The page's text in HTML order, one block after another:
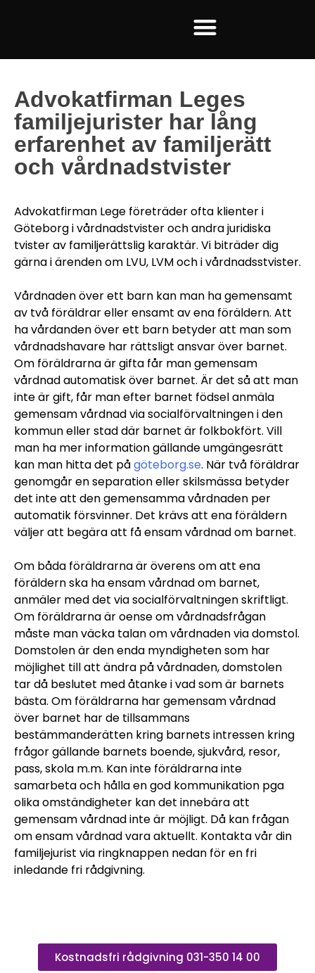
Advokatfirman Leges
familjejurister har lång
erfarenhet av familjerätt
och vårdnadstvister
Advokatfirman Lege företräder ofta klienter i
Göteborg i vårdnadstvister och andra juridiska
tvister av familjerättslig karaktär. Vi biträder dig
gärna i ärenden om LVU, LVM och i vårdnadsstvister.
Vårdnaden över ett barn kan man ha gemensamt
av två föräldrar eller ensamt av ena föräldern. Att
ha vårdanden över ett barn betyder att man som
vårdnadshavare har rättsligt ansvar över barnet.
Om föräldrarna är gifta får man gemensam
vårdnad automatisk över barnet. Är det så att man
inte är gift, får man efter barnet födsel anmäla
gemensam vårdnad via socialförvaltningen i den
kommun eller stad där barnet är folkbokfört. Vill
man ha mer information gällande umgängesrätt
kan man hitta det pågöteborg.se. När två föräldrar
genomgår en separation eller skilsmässa betyder
det inte att den gemensamma vårdnaden per
automatik försvinner. Det krävs att ena föräldern
väljer att begära att få ensam vårdnad om barnet.
Om båda föräldrarna är överens om att ena
föräldern ska ha ensam vårdnad om barnet,
anmäler med det via socialförvaltningen skriftligt.
Om föräldrarna är oense om vårdnadsfrågan
måste man väcka talan om vårdnaden via domstol.
Domstolen är den enda myndigheten som har
möjlighet till att ändra på vårdnaden, domstolen
tar då beslutet med åtanke i vad som är barnets
bästa. Om föräldrarna har gemensam vårdnad
över barnet har de tillsammans
bestämmanderätten kring barnets intressen kring
frågor gällande barnets boende, sjukvård, resor,
pass, skola m.m. Kan inte föräldrarna inte
samarbeta och hålla en god kommunikation pga
olika omständigheter kan det innebära att
gemensam vårdnad inte är möjligt. Då kan frågan
om ensam vårdnad vara aktuellt. Kontakta vår din
familjejurist via ringknappen nedan för en fri
inledande fri rådgivning.
Kostnadsfri rådgivning 031-350 14 00